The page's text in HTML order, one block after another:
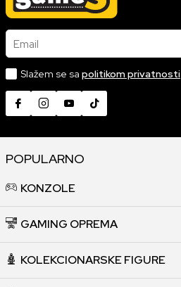
Email
Slažem se sa politikom privatnosti
POPULARNO
KONZOLE
GAMING OPREMA
KOLEKCIONARSKE FIGURE